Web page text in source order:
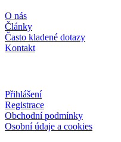
O nás
Články
Často kladené dotazy
Kontakt
Přihlášení
Registrace
Obchodní podmínky
Osobní údaje a cookies